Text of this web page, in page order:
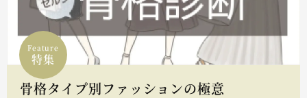
Feature
特集
骨格タイプ別ファッションの極意